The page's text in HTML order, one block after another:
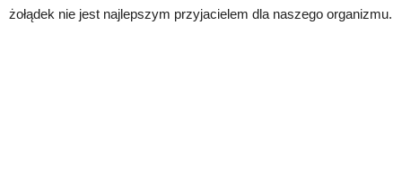
żołądek nie jest najlepszym przyjacielem dla naszego organizmu.